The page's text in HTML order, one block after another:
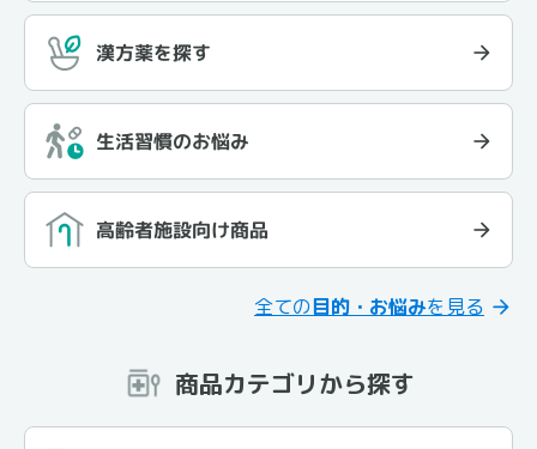
漢方薬を探す
生活習慣のお悩み
高齢者施設向け商品
全ての目的・お悩みを見る
商品カテゴリから探す